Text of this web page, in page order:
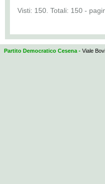
Visti: 150. Totali: 150 -
Partito Democratico Cesena - Viale